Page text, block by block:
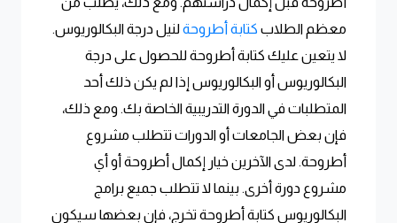
معظم الطلاب كتابة أطروحةلنيل درجة البكالوريوس.
لا يتعين عليك كتابة أطروحة للحصول على درجة
البكالوريوس أو البكالوريوس إذا لم يكن ذلك أحد
المتطلبات في الدورة التدريبية الخاصة بك. ومع ذلك،
فإن بعض الجامعات أو الدورات تتطلب مشروع
أطروحة. لدى الآخرين خيار إكمال أطروحة أو أي
مشروع دورة أخرى. بينما لا تتطلب جميع برامج
البكالوريوس كتابة أطروحة تخرج، فإن بعضها سيكون